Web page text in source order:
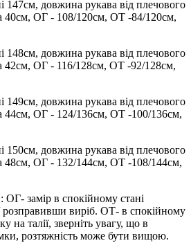
147см, довжина рукава від плечового
40см, ОГ - 108/120см, ОТ -84/120см,
148см, довжина рукава від плечового
42см, ОГ - 116/128см, ОТ -92/128см,
149см, довжина рукава від плечового
44см, ОГ - 124/136см, ОТ -100/136см,
150см, довжина рукава від плечового
48см, ОГ - 132/144см, ОТ -108/144см,
замір в спокійному стані
виріб. ОТ- в спокійному
на талії, зверніть увагу, що в
розтяжність може бути вищою.